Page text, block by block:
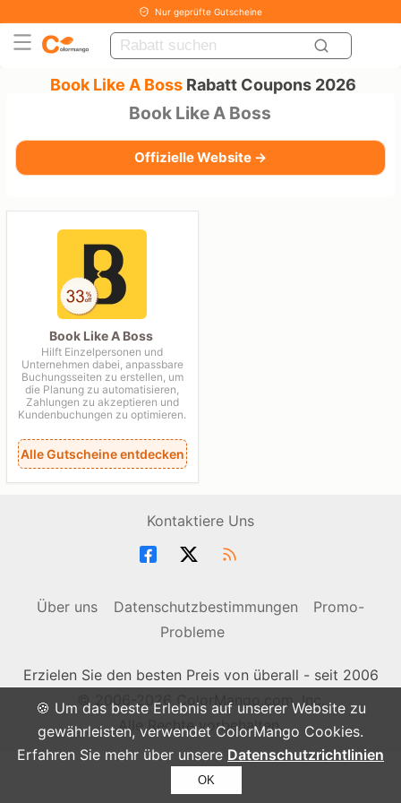
🍪 Um das beste Erlebnis auf unserer Website zu
gewährleisten, verwendet ColorMango Cookies.
Erfahren Sie mehr über unsere Datenschutzrichtlinien
OK
Nur geprüfte Gutscheine
Book Like A Boss Rabatt Coupons 2026
Book Like A Boss
Offizielle Website →
Book Like A Boss
Hilft Einzelpersonen und
Unternehmen dabei, anpassbare
Buchungsseiten zu erstellen, um
die Planung zu automatisieren,
Zahlungen zu akzeptieren und
Kundenbuchungen zu optimieren.
Alle Gutscheine entdecken
Kontaktiere Uns
Über uns Datenschutzbestimmungen
Promo-
Probleme
Erzielen Sie den besten Preis von überall - seit 2006
© 2006-2026 ColorMango.com, Inc.
Alle Rechte vorbehalten.